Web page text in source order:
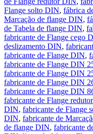
Flange solto DIN, fábrica
Marcação de flange DIN,
de Tabela de flange DIN,
fabricante de Flange cego
deslizamento DIN,
fabricante de Flange DIN,
fabricante de Flange DIN
fabricante de Flange DIN
fabricante de Flange DIN
fabricante de Flange DIN
fabricante de Flange
DIN, fabricante de Flange
DIN, fabricante de
de flange DIN, fabricante